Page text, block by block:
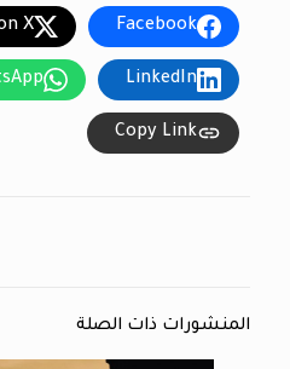
Facebook
X
LinkedIn
Copy Link
المنشورات ذات الصلة